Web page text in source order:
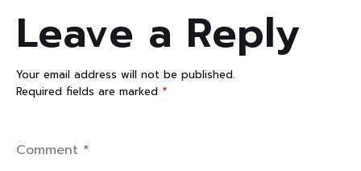
Leave a Reply
Your email address will not be published.
Required fields are marked *